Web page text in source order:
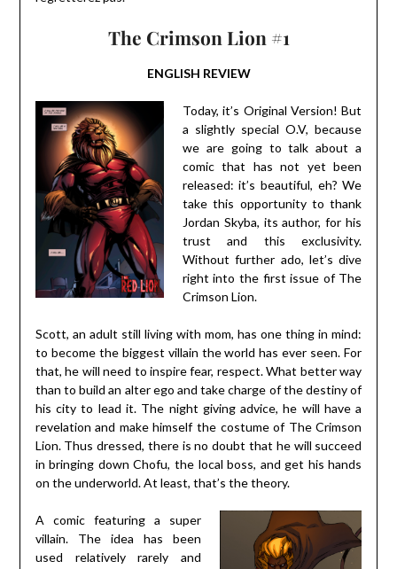
The Crimson Lion #1
ENGLISH REVIEW
Today, it’s Original Version! But
a slightly special O.V, because
we are going to talk about a
comic that has not yet been
released: it’s beautiful, eh? We
take this opportunity to thank
Jordan Skyba, its author, for his
trust and this exclusivity.
Without further ado, let’s dive
right into the first issue of The
Crimson Lion.
Scott, an adult still living with mom, has one thing in mind:
to become the biggest villain the world has ever seen. For
that, he will need to inspire fear, respect. What better way
than to build an alter ego and take charge of the destiny of
his city to lead it. The night giving advice, he will have a
revelation and make himself the costume of The Crimson
Lion. Thus dressed, there is no doubt that he will succeed
in bringing down Chofu, the local boss, and get his hands
on the underworld. At least, that’s the theory.
A comic featuring a super
villain. The idea has been
used relatively rarely and